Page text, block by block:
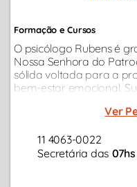
Formação e Cursos
O psicólogo Rubens é
Nossa Senhora do
sólida voltada para a
bem-estar emocional.
(TCC), tendo se
Ver
11 4063-0022
Secretária das